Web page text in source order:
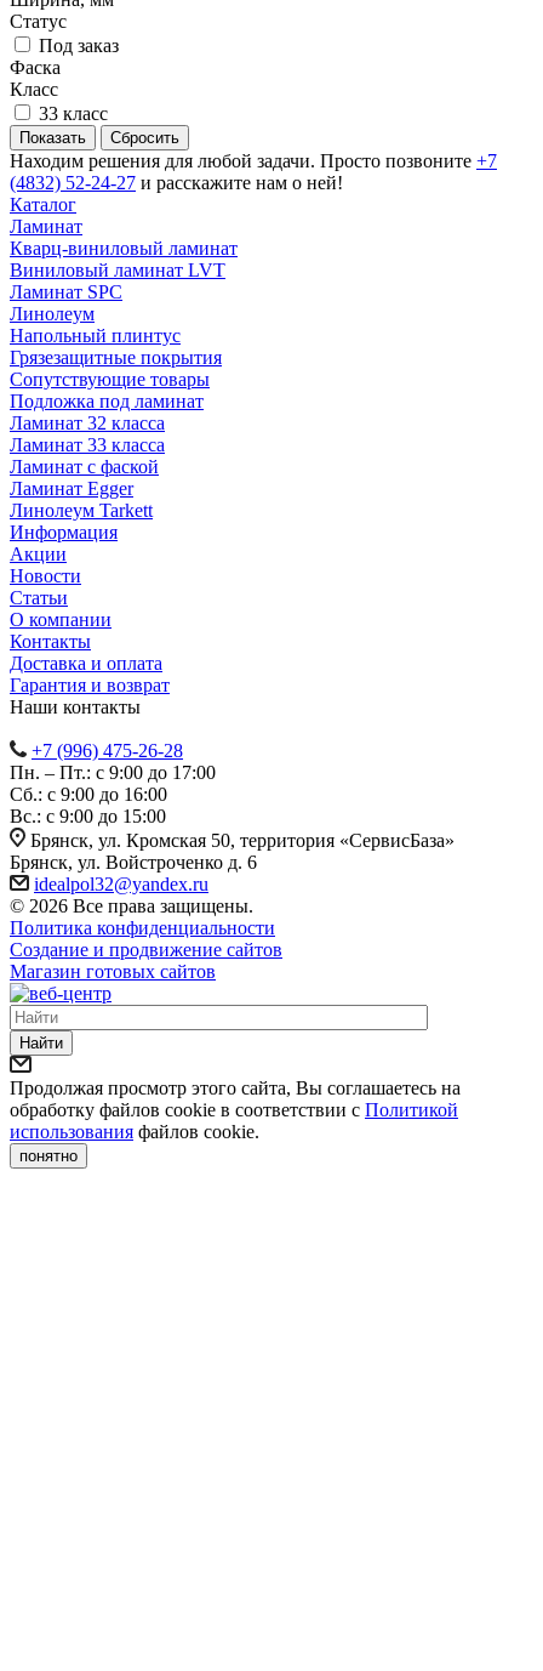
Статус
Под заказ
Фаска
Класс
33 класс
Сбросить
Находим решения для любой задачи. Просто позвоните +7
(4832) 52-24-27 и расскажите нам о ней!
Каталог
Ламинат
Кварц-виниловый ламинат
Виниловый ламинат LVT
Ламинат SPC
Линолеум
Напольный плинтус
Грязезащитные покрытия
Сопутствующие товары
Подложка под ламинат
Ламинат 32 класса
Ламинат 33 класса
Ламинат с фаской
Ламинат Egger
Линолеум Tarkett
Информация
Акции
Новости
Статьи
О компании
Контакты
Доставка и оплата
Гарантия и возврат
Наши контакты
+7 (996) 475-26-28
Пн. – Пт.: с 9:00 до 17:00
Сб.: с 9:00 до 16:00
Bc.: с 9:00 до 15:00
Брянск, ул. Кромская 50, территория «СервисБаза»
Брянск, ул. Войстроченко д. 6
idealpol32@yandex.ru
© 2026 Все права защищены.
Политика конфиденциальности
Создание и продвижение сайтов
Магазин готовых сайтов
Найти
Продолжая просмотр этого сайта, Вы соглашаетесь на
обработку файлов cookie в соответствии с Политикой
использования файлов cookie.
понятно